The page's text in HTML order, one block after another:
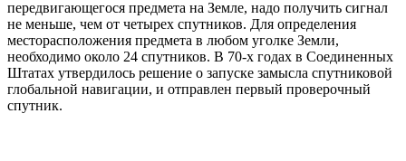
передвигающегося предмета на Земле, надо получить сигнал
не меньше, чем от четырех спутников. Для определения
месторасположения предмета в любом уголке Земли,
необходимо около 24 спутников. В 70-х годах в Соединенных
Штатах утвердилось решение о запуске замысла спутниковой
глобальной навигации, и отправлен первый проверочный
спутник.